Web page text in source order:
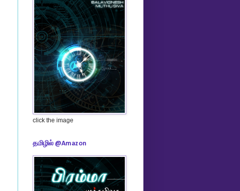
click the image
தமிழில் @Amazon